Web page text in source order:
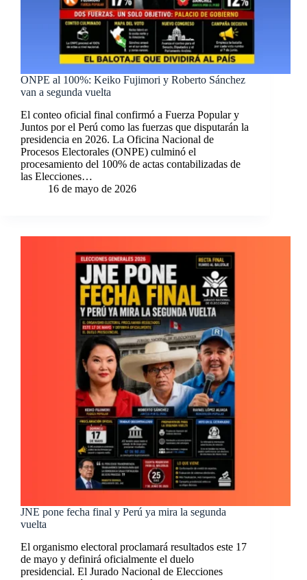
ONPE al 100%: Keiko Fujimori y Roberto Sánchez
van a segunda vuelta
El conteo oficial final confirmó a Fuerza Popular y
Juntos por el Perú como las fuerzas que disputarán la
presidencia en 2026. La Oficina Nacional de
Procesos Electorales (ONPE) culminó el
procesamiento del 100% de actas contabilizadas de
las Elecciones…
16 de mayo de 2026
JNE pone fecha final y Perú ya mira la segunda
vuelta
El organismo electoral proclamará resultados este 17
de mayo y definirá oficialmente el duelo
presidencial. El Jurado Nacional de Elecciones